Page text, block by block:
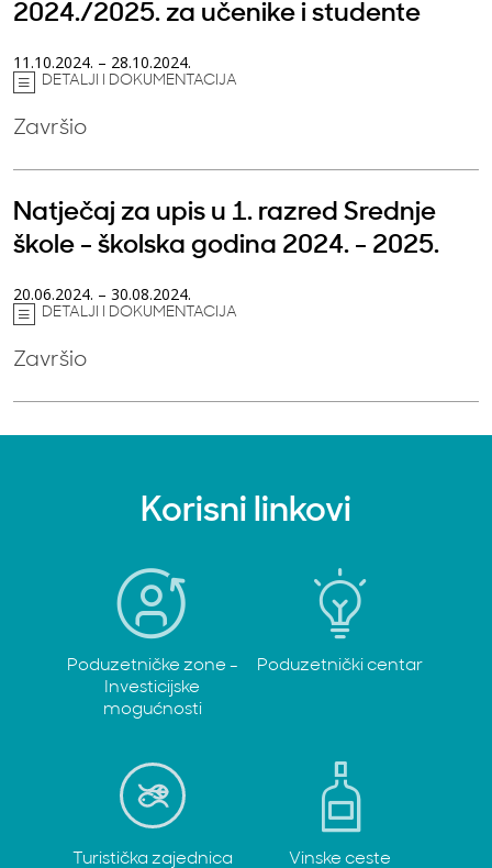
2024./2025. za učenike i studente
11.10.2024. – 28.10.2024.
DETALJI I DOKUMENTACIJA
Završio
Natječaj za upis u 1. razred Srednje
škole - školska godina 2024. - 2025.
20.06.2024. – 30.08.2024.
DETALJI I DOKUMENTACIJA
Završio
Korisni linkovi
Poduzetničke zone -
Investicijske
mogućnosti
Poduzetnički centar
Turistička zajednica Vinske ceste